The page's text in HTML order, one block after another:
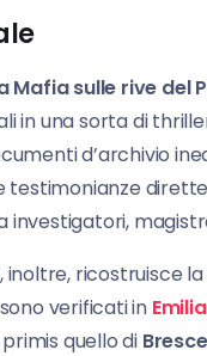
Mafia sulle rive del
in una sorta di
d’archivio
testimonianze
ricostruisce la
verificati in
primis quello di